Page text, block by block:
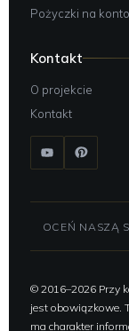
Pożyczki na konto
Kontakt
O projekcie
Kontakt
OCEŃ NASZĄ
© 2016–2026 Przy
jest obowiązkowe.
ma charakter